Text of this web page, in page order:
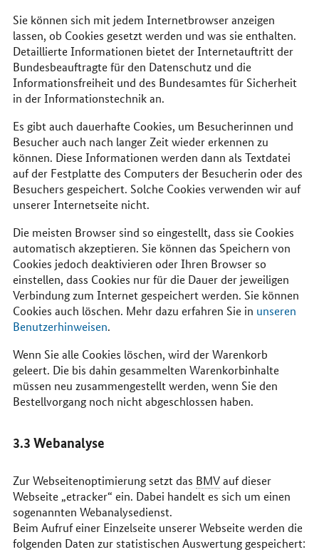
Sie können sich mit jedem Internetbrowser anzeigen
lassen, ob Cookies gesetzt werden und was sie enthalten.
Detaillierte Informationen bietet der Internetauftritt der
Bundesbeauftragte für den Datenschutz und die
Informationsfreiheit und des Bundesamtes für Sicherheit
in der Informationstechnik an.
Es gibt auch dauerhafte Cookies, um Besucherinnen und
Besucher auch nach langer Zeit wieder erkennen zu
können. Diese Informationen werden dann als Textdatei
auf der Festplatte des Computers der Besucherin oder des
Besuchers gespeichert. Solche Cookies verwenden wir auf
unserer Internetseite nicht.
Die meisten Browsersind so eingestellt, dass sie Cookies
automatisch akzeptieren. Sie können das Speichern von
Cookies jedoch deaktivieren oder Ihren Browserso
einstellen, dass Cookies nur für die Dauer der jeweiligen
Verbindung zum Internet gespeichert werden. Sie können
Cookies auch löschen. Mehr dazu erfahren Sie in unseren
Benutzerhinweisen.
Wenn Sie alle Cookies löschen, wird der Warenkorb
geleert. Die bis dahin gesammelten Warenkorbinhalte
müssen neu zusammengestellt werden, wenn Sie den
Bestellvorgang noch nicht abgeschlossen haben.
3.3 Webanalyse
Zur Webseitenoptimierung setzt das BMVauf dieser
Webseite „etracker“ ein. Dabei handelt es sich um einen
sogenannten Webanalysedienst.
Beim Aufruf einer Einzelseite unserer Webseite werden die
folgenden Daten zur statistischen Auswertung gespeichert: